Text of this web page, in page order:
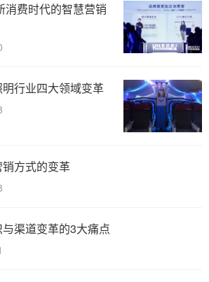
消费时代的智慧营销
行业四大领域变革
方式的变革
渠道变革的3大痛点